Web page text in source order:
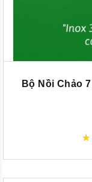
Bộ Nồi Chảo